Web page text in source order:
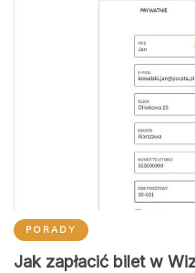
PORADY
Jak zapłacić bilet w